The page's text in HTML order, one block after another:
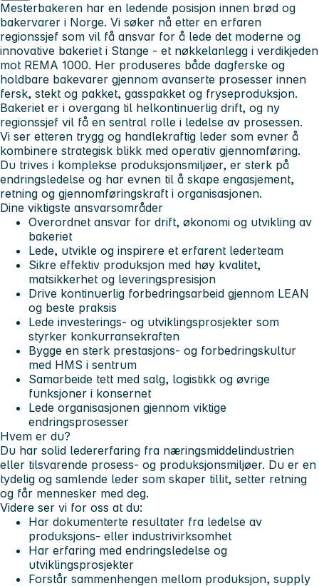
Mesterbakeren har en ledende posisjon innen brød og
bakervarer i Norge. Vi søker nå etter en erfaren
regionssjef som vil få ansvar for å lede det moderne og
innovative bakeriet i Stange - et nøkkelanlegg i verdikjeden
mot REMA 1000. Her produseres både dagferske og
holdbare bakevarer gjennom avanserte prosesser innen
fersk, stekt og pakket, gasspakket og fryseproduksjon.
Bakeriet er i overgang til helkontinuerlig drift, og ny
regionssjef vil få en sentral rolle i ledelse av prosessen.
Vi ser etteren trygg og handlekraftig leder som evner å
kombinere strategisk blikk med operativ gjennomføring.
Du trives i komplekse produksjonsmiljøer, er sterk på
endringsledelse og har evnen til å skape engasjement,
retning og gjennomføringskraft i organisasjonen.
Dine viktigste ansvarsområder
Overordnet ansvar for drift, økonomi og utvikling av
bakeriet
Lede, utvikle og inspirere et erfarent lederteam
Sikre effektiv produksjon med høy kvalitet,
matsikkerhet og leveringspresisjon
Drive kontinuerlig forbedringsarbeid gjennom LEAN
og beste praksis
Lede investerings- og utviklingsprosjekter som
styrker konkurransekraften
Bygge en sterk prestasjons- og forbedringskultur
med HMS i sentrum
Samarbeide tett med salg, logistikk og øvrige
funksjoner i konsernet
Lede organisasjonen gjennom viktige
endringsprosesser
Hvem er du?
Du har solid ledererfaring fra næringsmiddelindustrien
eller tilsvarende prosess- og produksjonsmiljøer. Du er en
tydelig og samlende leder som skaper tillit, setter retning
og får mennesker med deg.
Videre ser vi for oss at du:
Har dokumenterte resultater fra ledelse av
produksjons- eller industrivirksomhet
Har erfaring med endringsledelse og
utviklingsprosjekter
Forstår sammenhengen mellom produksjon, supply